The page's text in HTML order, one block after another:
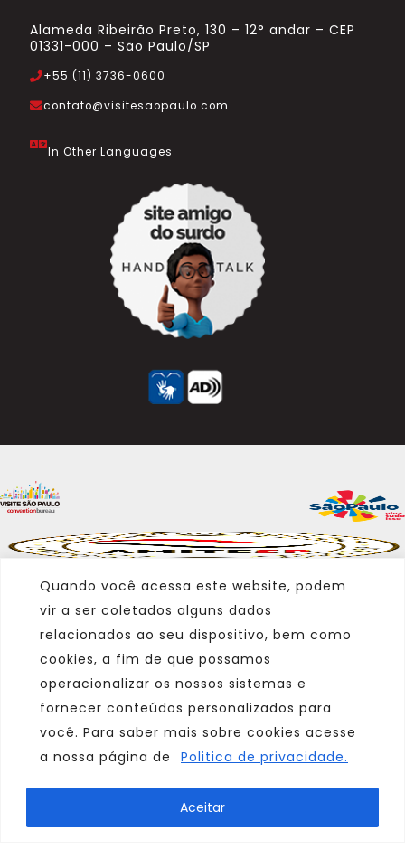
Quando você acessa este website, podem
vir a ser coletados alguns dados
relacionados ao seu dispositivo, bem como
cookies, a fim de que possamos
operacionalizar os nossos sistemas e
fornecer conteúdos personalizados para
você. Para saber mais sobre cookies acesse
a nossa página de
Politica de privacidade.
Aceitar
Alameda Ribeirão Preto, 130 – 12° andar – CEP
01331-000 – São Paulo/SP
+55 (11) 3736-0600
contato@visitesaopaulo.com
In Other Languages
Parceiro